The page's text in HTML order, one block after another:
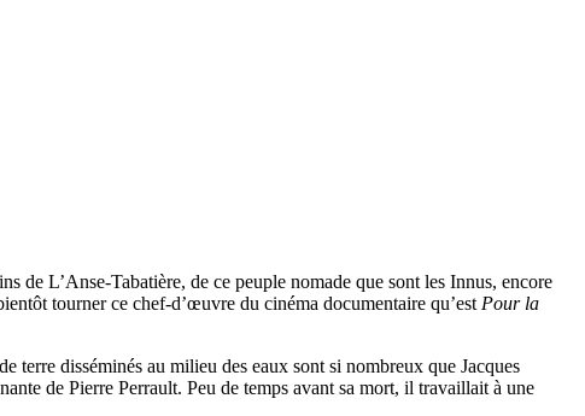
de L’Anse-Tabatière, de ce peuple nomade que sont les Innus, encore
tourner ce chef-d’œuvre du cinéma documentaire qu’est Pour la
terre disséminés au milieu des eaux sont si nombreux que Jacques
de Pierre Perrault. Peu de temps avant sa mort, il travaillait à une